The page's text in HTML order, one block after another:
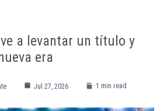
a levantar un título y
era
Jul 27, 2026 1 min read